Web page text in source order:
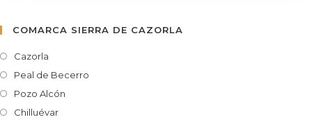
COMARCA SIERRA DE CAZORLA
Cazorla
Peal de Becerro
Pozo Alcón
Chilluévar